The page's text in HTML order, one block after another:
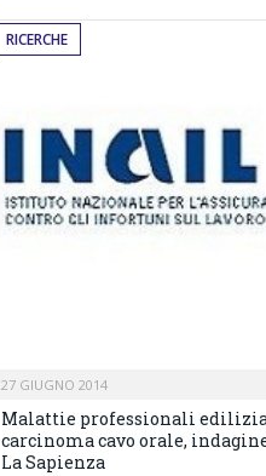
RICERCHE
27 GIUGNO 2014
Malattie professionali
carcinoma cavo orale,
La Sapienza